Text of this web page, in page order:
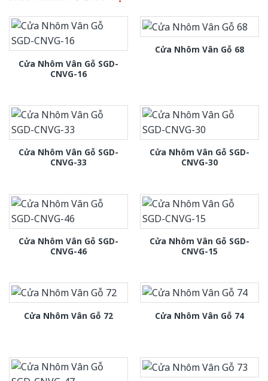
Cửa Nhôm Vân Gỗ SGD-
CNVG-16
Cửa Nhôm Vân Gỗ 68
Cửa Nhôm Vân Gỗ SGD-
CNVG-33
Cửa Nhôm Vân Gỗ SGD-
CNVG-30
Cửa Nhôm Vân Gỗ SGD-
CNVG-46
Cửa Nhôm Vân Gỗ SGD-
CNVG-15
Cửa Nhôm Vân Gỗ 72 Cửa Nhôm Vân Gỗ 74